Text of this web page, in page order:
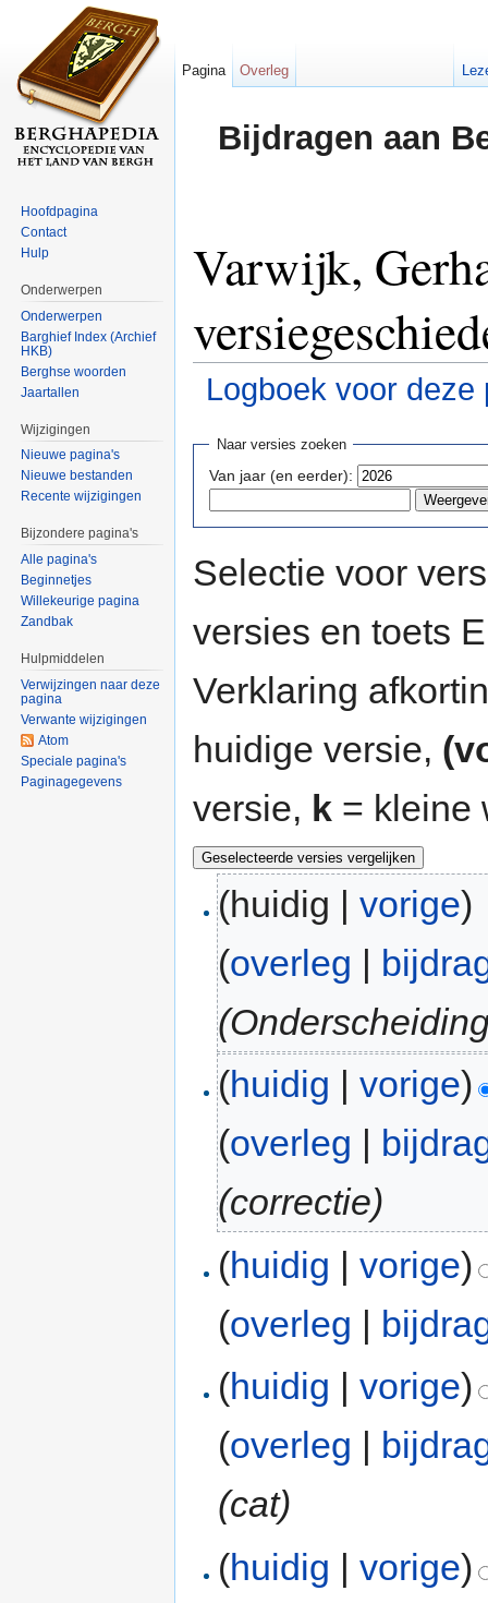
Bijdragen aan
Varwijk,
Logboek voor deze
Naar versies zoeken
Van jaar (en eerder):
Selectie voor
versies en toets
Verklaring
huidige versie,
versie, k = kleine
(huidig |vorige)
(overleg |
(huidig |vorige)
(overleg
(correctie)
(huidig |vorige)
(overleg |
(huidig |vorige)
(overleg |
(cat)
(huidig |vorige)
Pagina Overleg
Hoofdpagina
Contact
Hulp
Onderwerpen
Onderwerpen
Barghief Index (Archief
HKB)
Berghse woorden
Jaartallen
Wijzigingen
Nieuwe pagina's
Nieuwe bestanden
Recente wijzigingen
Bijzondere pagina's
Alle pagina's
Beginnetjes
Willekeurige pagina
Zandbak
Hulpmiddelen
Verwijzingen naar deze
pagina
Verwante wijzigingen
Atom
Speciale pagina's
Paginagegevens